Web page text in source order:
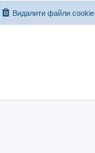
Видалити файли cookie